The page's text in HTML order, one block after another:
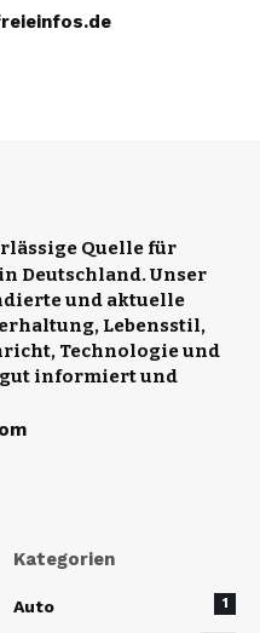
Quelle für
Deutschland. Unser
und aktuelle
Lebensstil,
Technologie und
gut informiert und
Kategorien
Auto 1